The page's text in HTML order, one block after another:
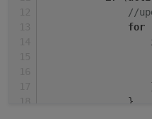
               }
//
for
               }